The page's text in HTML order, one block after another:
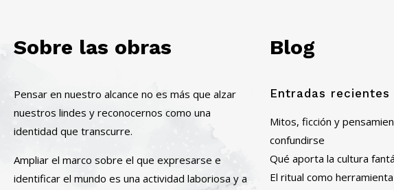
Sobre las obras
Pensar en nuestro alcance no es más que alzar
nuestros lindes y reconocernos como una
identidad que transcurre.
Ampliar el marco sobre el que expresarse e
identificar el mundo es una actividad laboriosa y a
Blog
Entradas recientes
Mitos, ficción y
confundirse
Qué aporta la cultura
El ritual como